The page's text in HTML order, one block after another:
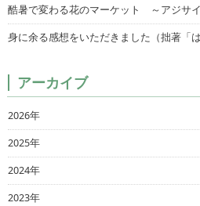
酷暑で変わる花のマーケット ～アジサ
身に余る感想をいただきました（拙著「
アーカイブ
2026年
2025年
2024年
2023年